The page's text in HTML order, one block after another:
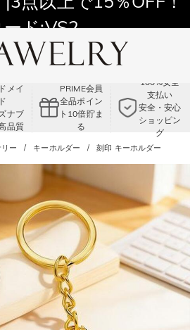
通常配送無料！
点以上で15％OFF！
ード:VS2
メイ
ド
ナブ
品質
PRIME会員
全品ポイン
ト10倍貯ま
る
100%安全
支払い
安全・安心
ショッピン
グ
ー キーホルダー 刻印 キーホルダー